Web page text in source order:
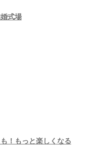
式場
！もっと楽しくなる